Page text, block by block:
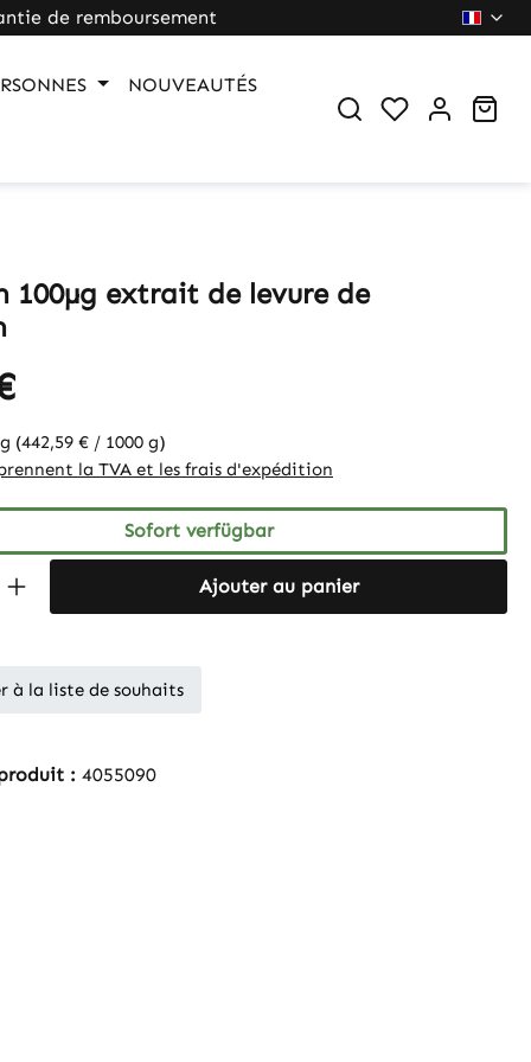
de remboursement
NOUVEAUTÉS
100µg extrait de levure de
(442,59 € / 1000 g)
la TVA et les frais d'expédition
Sofort verfügbar
Gib den gewünschten Wert
Ajouter au panier
à la liste de souhaits
: 4055090